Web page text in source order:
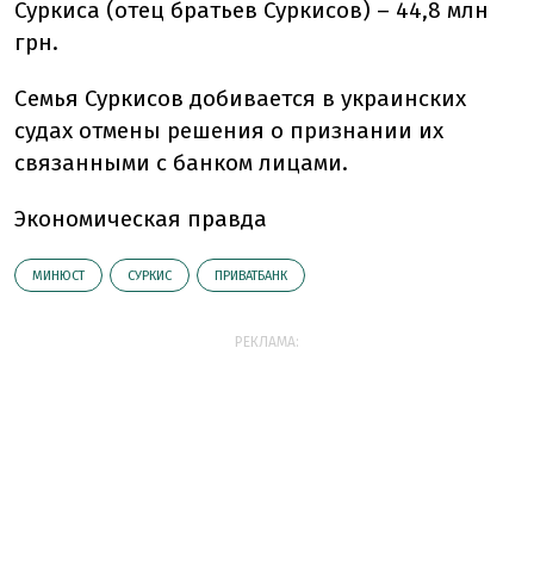
Суркиса (отец братьев Суркисов) – 44,8 млн
грн.
Семья Суркисов добивается в украинских
судах отмены решения о признании их
связанными с банком лицами.
Экономическая правда
МИНЮСТ СУРКИС ПРИВАТБАНК
РЕКЛАМА: